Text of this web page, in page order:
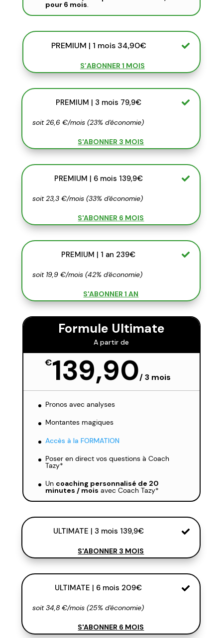
pour 6 mois.
PREMIUM | 1 mois 34,90€
S’ABONNER 1 MOIS
PREMIUM | 3 mois 79,9€
soit 26,6 €/mois (23% d'économie)
S'ABONNER 3 MOIS
PREMIUM | 6 mois 139,9€
soit 23,3 €/mois (33% d'économie)
S'ABONNER 6 MOIS
PREMIUM | 1 an 239€
soit 19,9 €/mois (42% d'économie)
S'ABONNER 1 AN
Formule Ultimate
A partir de
€139,90/3 mois
Pronos avec analyses
Montantes magiques
Accès à la FORMATION
Poser en direct vos questions à Coach
Tazy*
Un coaching personnalisé de 20
minutes / mois avec Coach Tazy*
ULTIMATE | 3 mois 139,9€
S'ABONNER 3 MOIS
ULTIMATE | 6 mois 209€
soit 34,8 €/mois (25% d'économie)
S'ABONNER 6 MOIS